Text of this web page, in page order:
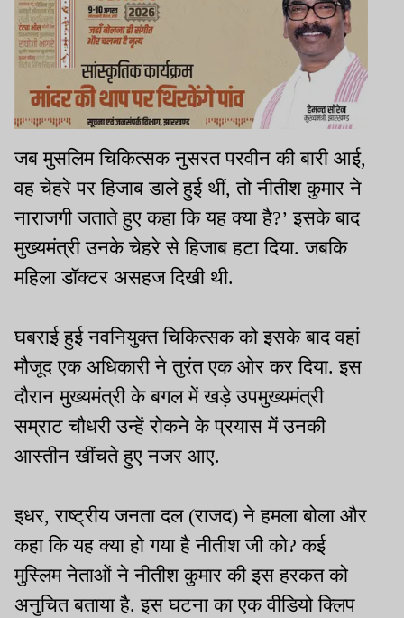
जब मुसलिम चिकित्सक नुसरत परवीन की बारी आई,
वह चेहरे पर हिजाब डाले हुई थीं, तो नीतीश कुमार ने
नाराजगी जताते हुए कहा कि यह क्या है?’ इसके बाद
मुख्यमंत्री उनके चेहरे से हिजाब हटा दिया. जबकि
महिला डॉक्टर असहज दिखी थी.
घबराई हुई नवनियुक्त चिकित्सक को इसके बाद वहां
मौजूद एक अधिकारी ने तुरंत एक ओर कर दिया. इस
दौरान मुख्यमंत्री के बगल में खड़े उपमुख्यमंत्री
सम्राट चौधरी उन्हें रोकने के प्रयास में उनकी
आस्तीन खींचते हुए नजर आए.
इधर, राष्ट्रीय जनता दल (राजद) ने हमला बोला और
कहा कि यह क्या हो गया है नीतीश जी को? कई
मुस्लिम नेताओं ने नीतीश कुमार की इस हरकत को
अनुचित बताया है. इस घटना का एक वीडियो क्लिप